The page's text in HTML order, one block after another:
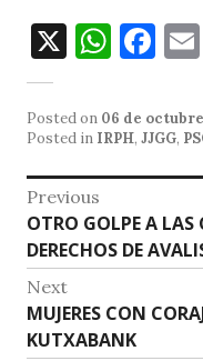
X W
at
s
A
p
p
F
c
e
b
o
o
Posted on 06 de
Posted in IRPH, JJGG,
de
entradas
Previous
Previous
post:
OTRO GOLPE A LAS
DERECHOS DE
Next
Next
post:
MUJERES CON
KUTXABANK